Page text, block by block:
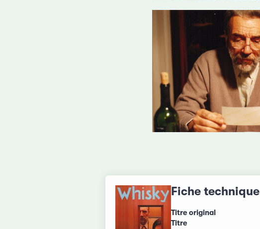
Fiche technique
Titre original
Titre